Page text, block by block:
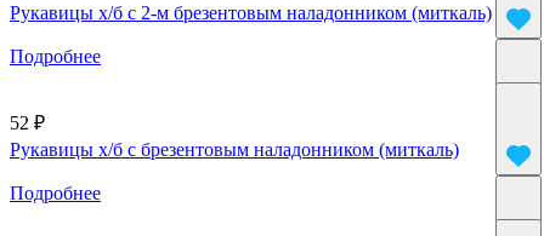
Рукавицы х/б с 2-м брезентовым наладонником (миткаль)
Подробнее
52 ₽
Рукавицы х/б с брезентовым наладонником (миткаль)
Подробнее